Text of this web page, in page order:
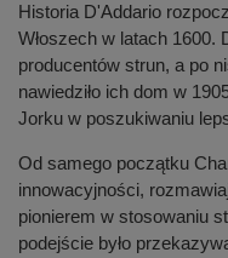
Historia D'Addario
Włoszech w latach 1600.
producentów strun, a po
nawiedziło ich dom w
Jorku w poszukiwaniu
Od samego początku
innowacyjności,
pionierem w stosowaniu
podejście było